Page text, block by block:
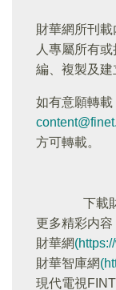
財華網所刊
人專屬所有
編、複製及建
如有意願轉
方可轉載。
下載
更多精彩内容
財華網
財華智庫網
現代電視